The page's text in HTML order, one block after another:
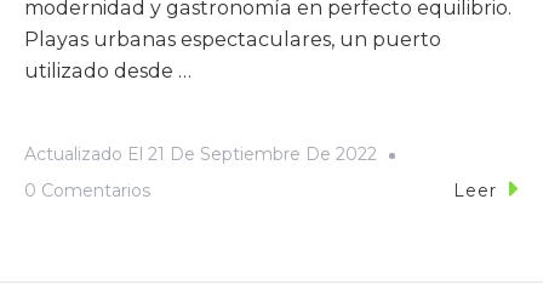
modernidad y gastronomía en perfecto equilibrio.
Playas urbanas espectaculares, un puerto
utilizado desde …
Actualizado El 21 De Septiembre De 2022
0 Comentarios
Leer